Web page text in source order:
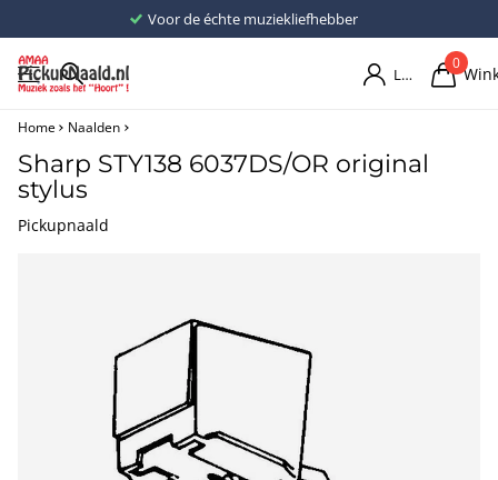
Voor de échte muziekliefhebber
Login
0
Home Naalden
Sharp STY138 6037DS/OR original
stylus
Pickupnaald